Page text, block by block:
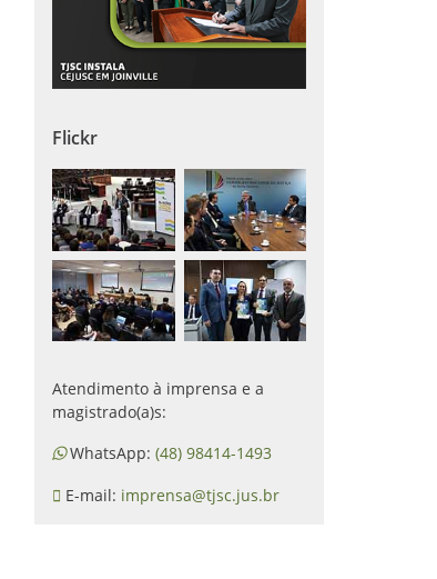
Flickr
Atendimento à imprensa e a
magistrado(a)s:
WhatsApp: (48) 98414-1493
E-mail: imprensa@tjsc.jus.br